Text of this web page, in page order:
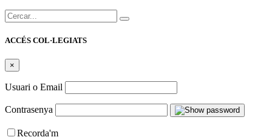
Cercar:
ACCÉS COL·LEGIATS
×
Usuari o Email
Contrasenya
Recorda'm